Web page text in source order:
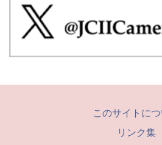
このサイトに
リンク集